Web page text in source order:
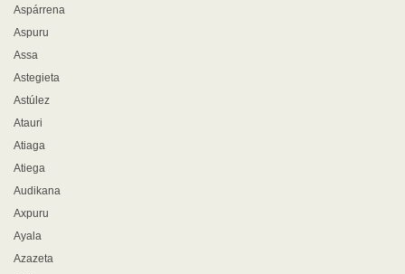
Aspárrena
Aspuru
Assa
Astegieta
Astúlez
Atauri
Atiaga
Atiega
Audikana
Axpuru
Ayala
Azazeta